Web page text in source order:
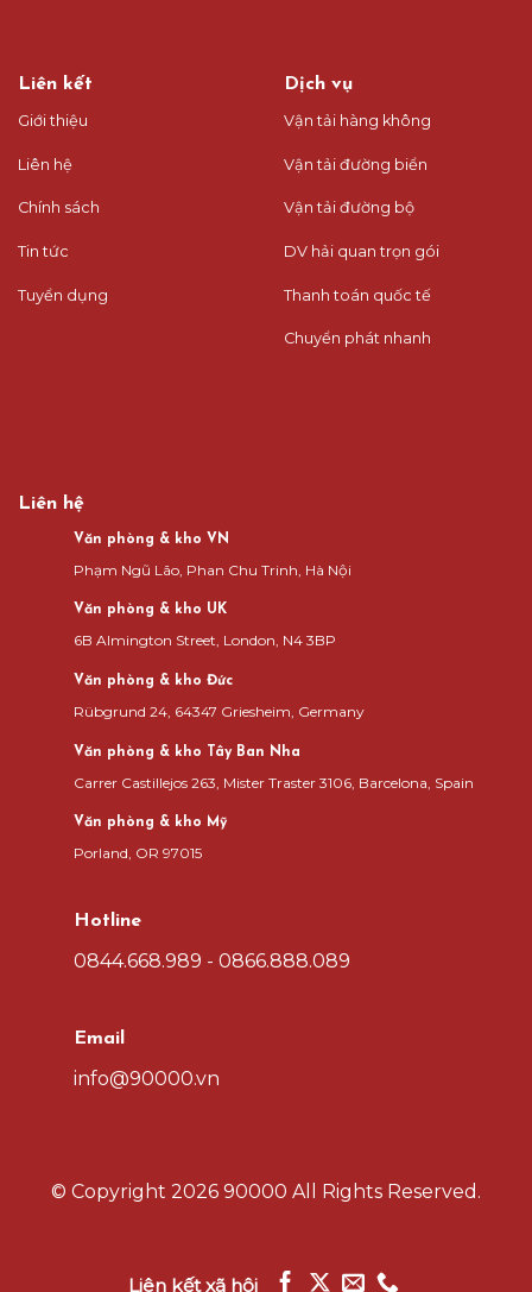
Liên kết
Giới thiệu
Liên hệ
Chính sách
Tin tức
Tuyển dụng
Dịch vụ
Vận tải hàng không
Vận tải đường biển
Vận tải đường bộ
DV hải quan trọn gói
Thanh toán quốc tế
Chuyển phát nhanh
Liên hệ
Văn phòng & kho VN
Phạm Ngũ Lão, Phan Chu Trinh, Hà Nội
Văn phòng & kho UK
6B Almington Street, London, N4 3BP
Văn phòng & kho Đức
Rübgrund 24, 64347 Griesheim, Germany
Văn phòng & kho Tây Ban Nha
Carrer Castillejos 263, Mister Traster 3106, Barcelona, Spain
Văn phòng & kho Mỹ
Porland, OR 97015
Hotline
0844.668.989 - 0866.888.089
Email
info@90000.vn
© Copyright 2026 90000 All Rights Reserved.
Liên kết xã hội